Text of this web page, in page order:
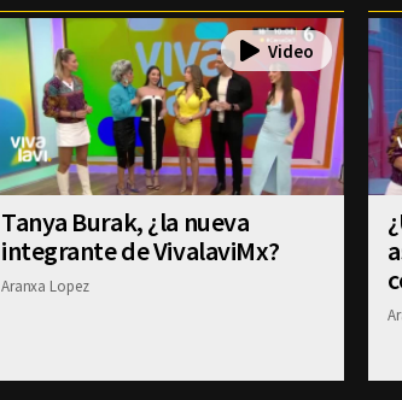
Tanya Burak, ¿la nueva
integrante de VivalaviMx?
Aranxa Lopez